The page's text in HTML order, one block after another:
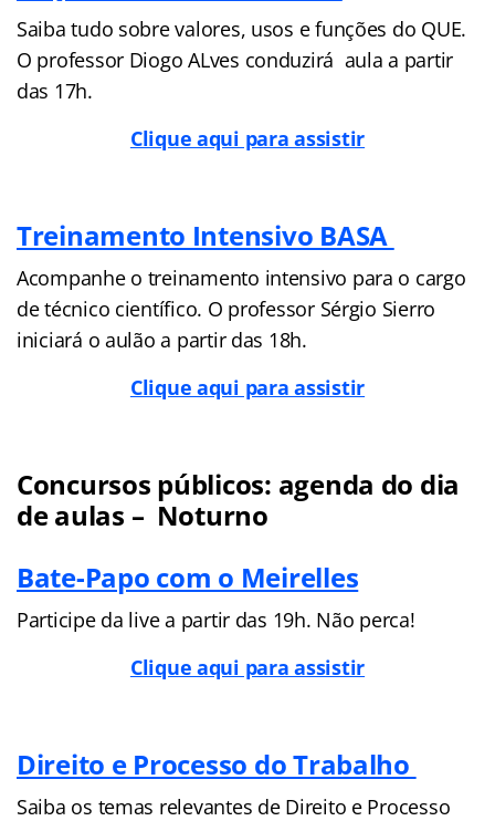
Saiba tudo sobre valores, usos e funções do QUE.
O professor Diogo ALves conduzirá aula a partir
das 17h.
Clique aqui para assistir
Treinamento Intensivo BASA
Acompanhe o treinamento intensivo para o cargo
de técnico científico. O professor Sérgio Sierro
iniciará o aulão a partir das 18h.
Clique aqui para assistir
Concursos públicos: agenda do dia
de aulas – Noturno
Bate-Papo com o Meirelles
Participe da live a partir das 19h. Não perca!
Clique aqui para assistir
Direito e Processo do Trabalho
Saiba os temas relevantes de Direito e Processo